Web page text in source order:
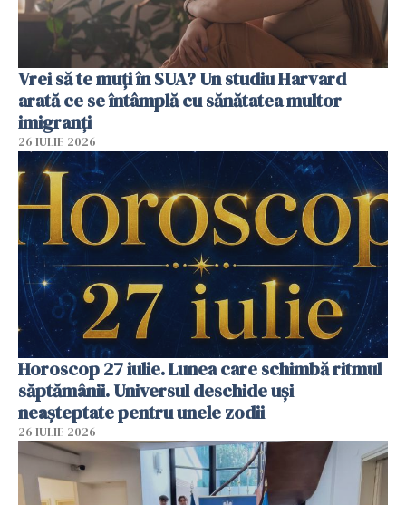
Vrei să te muți în SUA? Un studiu Harvard
arată ce se întâmplă cu sănătatea multor
imigranți
26 IULIE 2026
Horoscop 27 iulie. Lunea care schimbă ritmul
săptămânii. Universul deschide uși
neașteptate pentru unele zodii
26 IULIE 2026